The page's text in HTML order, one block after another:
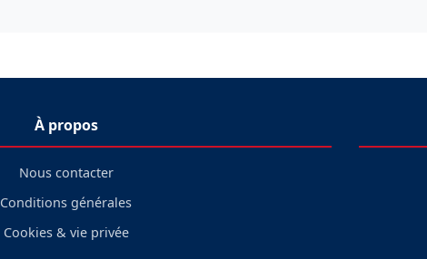
À propos
Nous contacter
Conditions générales
Cookies & vie privée